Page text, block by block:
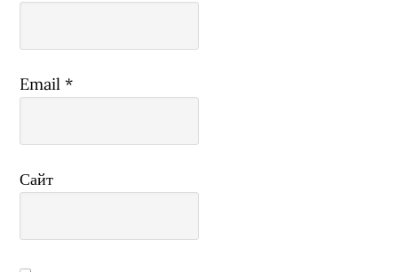
Email*
Сайт